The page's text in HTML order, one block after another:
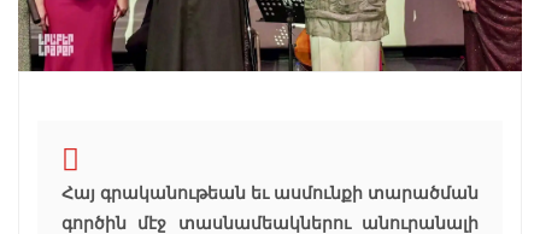
Հայ գրականութեան եւ ասմունքի տարածման
գործին մէջ տասնամեակներու անուրանալի